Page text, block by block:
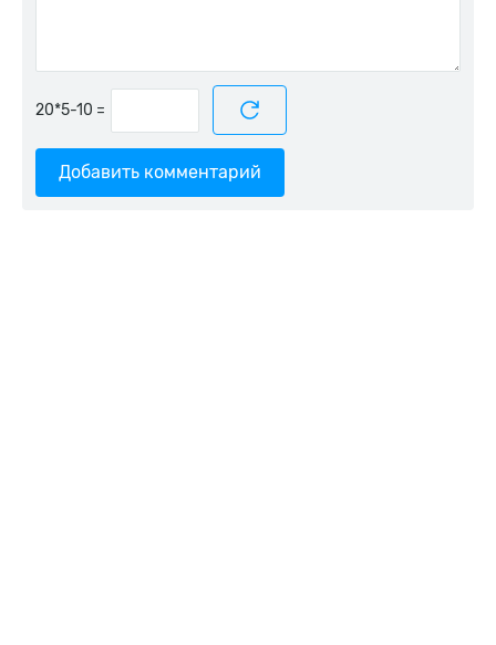
=
Добавить комментарий